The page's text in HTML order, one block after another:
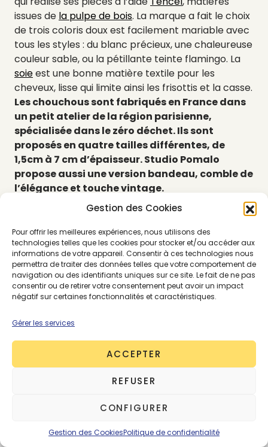
Gestion des Cookies
Pour offrir les meilleures expériences, nous utilisons des
technologies telles que les cookies pour stocker et/ou accéder aux
informations de votre appareil. Consentir à ces technologies nous
permettra de traiter des données telles que votre comportement de
navigation ou des identifiants uniques sur ce site. Le fait de ne pas
consentir ou de retirer votre consentement peut avoir un impact
négatif sur certaines fonctionnalités et caractéristiques.
Gérer les services
ACCEPTER
REFUSER
CONFIGURER
Gestion des CookiesPolitique de confidentialité
issues de la pulpe de bois. La marque a fait le choix
de trois coloris doux est facilement mariable avec
tous les styles : du blanc précieux, une chaleureuse
couleur sable, ou la pétillante teinte flamingo. La
soieest une bonne matière textile pour les
cheveux, lisse qui limite ainsi les frisottis et la casse.
Les chouchous sont fabriqués en France dans
un petit atelier de la région parisienne,
spécialisée dans le zéro déchet. Ils sont
proposés en quatre tailles différentes, de
1,5cm à 7 cm d’épaisseur. Studio Pomalo
propose aussi une version bandeau, comble de
l’élégance et touche vintage.